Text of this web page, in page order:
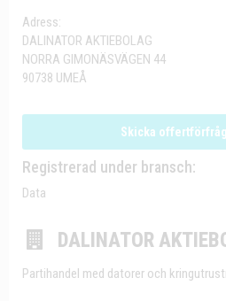
Adress:
DALINATOR AKTIEBOLAG
NORRA GIMONÄSVÄGEN 44
90738 UMEÅ
Skicka
Registrerad under bransch:
Data
DALINATOR
Partihandel med datorer och